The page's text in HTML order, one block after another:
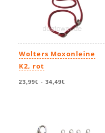
Wolters Moxonleine
K2, rot
23,99€ - 34,49€